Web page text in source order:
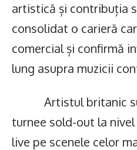
artistică și contribuția
consolidat o carieră
comercial și confirmă
lung asupra muzicii
Artistul britanic
turnee sold-out la
live pe scenele celor